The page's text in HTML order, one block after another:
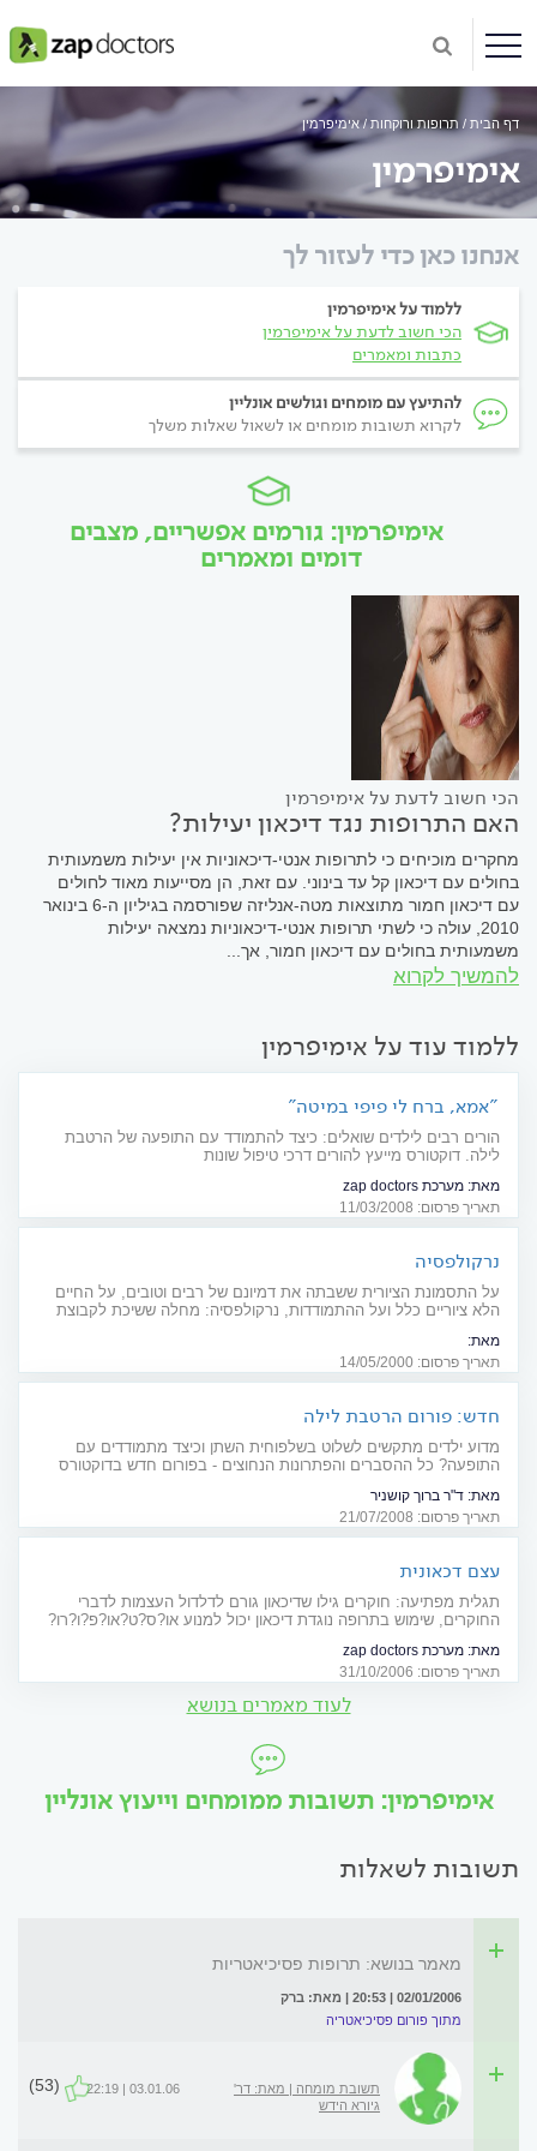
דף הבית תרופות ורוקחות אימיפרמין
אימיפרמין
אנחנו כאן כדי לעזור לך
ללמוד על אימיפרמין
הכי חשוב לדעת על אימיפרמין
כתבות ומאמרים
להתיעץ עם מומחים וגולשים אונליין
לקרוא תשובות מומחים או לשאול שאלות משלך
אימיפרמין: גורמים אפשריים, מצבים
דומים ומאמרים
הכי חשוב לדעת על אימיפרמין
האם התרופות נגד דיכאון יעילות?
מחקרים מוכיחים כי לתרופות אנטי-דיכאוניות אין יעילות משמעותית
בחולים עם דיכאון קל עד בינוני. עם זאת, הן מסייעות מאוד לחולים
עם דיכאון חמור מתוצאות מטה-אנליזה שפורסמה בגיליון ה-6 בינואר
2010, עולה כי לשתי תרופות אנטי-דיכאוניות נמצאה יעילות
משמעותית בחולים עם דיכאון חמור, אך...
להמשיך לקרוא
ללמוד עוד על אימיפרמין
"אמא, ברח לי פיפי במיטה"
הורים רבים לילדים שואלים: כיצד להתמודד עם התופעה של הרטבת
לילה. דוקטורס מייעץ להורים דרכי טיפול שונות
מאת: מערכת zap doctors
תאריך פרסום: 11/03/2008
נרקולפסיה
על התסמונת הציורית ששבתה את דמיונם של רבים וטובים, על החיים
הלא ציוריים כלל ועל ההתמודדות, נרקולפסיה: מחלה ששיכת לקבוצת
מאת:
חולי הנרקולפסיה חווים ישנוניות יתר במהלך היום, והרדמות מהירה ופתאומית
ללא שליטה במשך שעות היום תוך כדי ביצוע משימות.
תאריך פרסום: 14/05/2000
חדש: פורום הרטבת לילה
מדוע ילדים מתקשים לשלוט בשלפוחית השתן וכיצד מתמודדים עם
התופעה? כל ההסברים והפתרונות הנחוצים - בפורום חדש בדוקטורס
מאת: ד"ר ברוך קושניר
תאריך פרסום: 21/07/2008
עצם דכאונית
תגלית מפתיעה: חוקרים גילו שדיכאון גורם לדלדול העצמות לדברי
החוקרים, שימוש בתרופה נוגדת דיכאון יכול למנוע או?ס?ט?או?פ?ו?רו?
מאת: מערכת zap doctors
תאריך פרסום: 31/10/2006
לעוד מאמרים בנושא
אימיפרמין: תשובות ממומחים וייעוץ אונליין
תשובות לשאלות
מאמר בנושא: תרופות פסיכיאטריות
02/01/2006 | 20:53 | מאת: ברק
מתוך פורום פסיכיאטריה
תשובת מומחה | מאת: דר'
גיורא הידש
03.01.06 | 22:19
(53)